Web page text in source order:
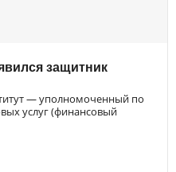
защитник
— уполномоченный по
услуг (финансовый